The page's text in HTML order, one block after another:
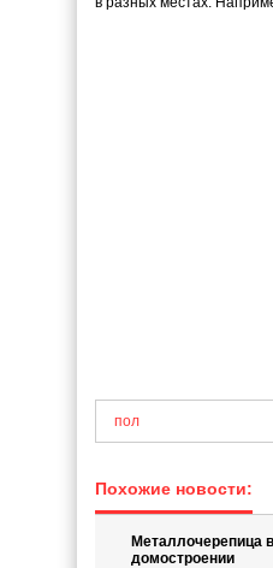
пол
Похожие новости:
Металлочерепица
домостроении